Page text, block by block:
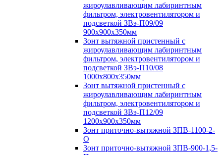
жироулавливающим лабиринтным
фильтром, электровентилятором и
подсветкой ЗВэ-П09/09
900х900х350мм
Зонт вытяжной пристенный с
жироулавливающим лабиринтным
фильтром, электровентилятором и
подсветкой ЗВэ-П10/08
1000х800х350мм
Зонт вытяжной пристенный с
жироулавливающим лабиринтным
фильтром, электровентилятором и
подсветкой ЗВэ-П12/09
1200х900х350мм
Зонт приточно-вытяжной ЗПВ-1100-2-
О
Зонт приточно-вытяжной ЗПВ-900-1,5-